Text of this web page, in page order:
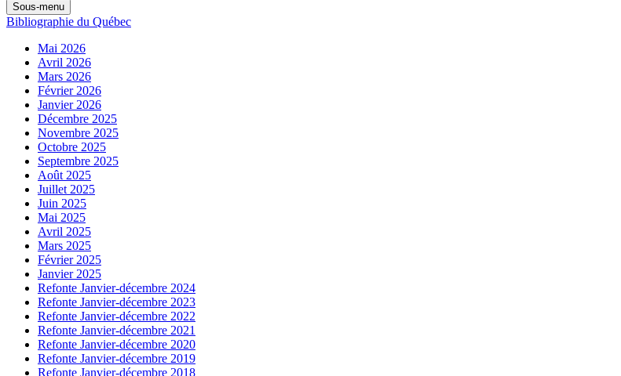
Sous-menu
Bibliographie du Québec
Mai 2026
Avril 2026
Mars 2026
Février 2026
Janvier 2026
Décembre 2025
Novembre 2025
Octobre 2025
Septembre 2025
Août 2025
Juillet 2025
Juin 2025
Mai 2025
Avril 2025
Mars 2025
Février 2025
Janvier 2025
Refonte Janvier-décembre 2024
Refonte Janvier-décembre 2023
Refonte Janvier-décembre 2022
Refonte Janvier-décembre 2021
Refonte Janvier-décembre 2020
Refonte Janvier-décembre 2019
Refonte Janvier-décembre 2018